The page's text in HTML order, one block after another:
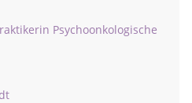
Psychoonkologische